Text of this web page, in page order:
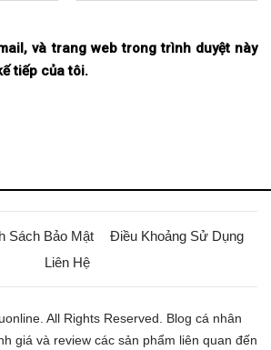
và trang web trong trình duyệt này
tiếp của tôi.
Sách Bảo Mật
Điều Khoảng Sử Dụng
Liên Hệ
All Rights Reserved. Blog cá nhân
giá và review các sản phẩm liên quan đến